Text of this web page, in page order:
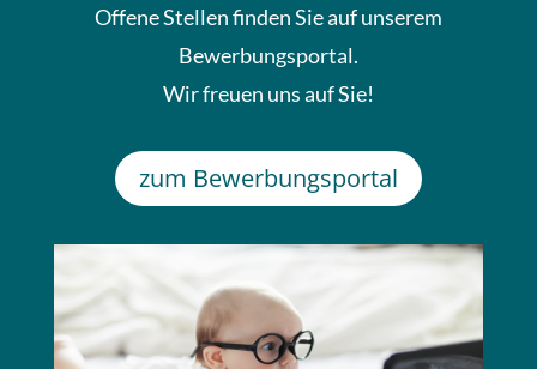
Offene Stellen finden Sie auf unserem
Bewerbungsportal.
Wir freuen uns auf Sie!
zum Bewerbungsportal